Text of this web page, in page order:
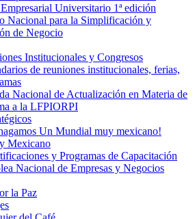
Universitario 1ª edición
Nacional para la Simplificación y
de Negocio
Institucionales y Congresos
de reuniones institucionales, ferias,
Nacional de Actualización en Materia de
a la LFPIORPI
Un Mundial muy mexicano!
Mexicano
y Programas de Capacitación
Nacional de Empresas y Negocios
la Paz